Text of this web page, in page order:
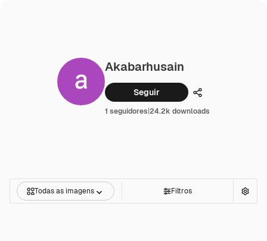
Akabarhusain
Seguir Compartilhar
1 seguidores|24.2k downloads
Todas as imagens Filtros